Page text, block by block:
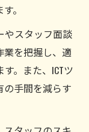
。
やスタッフ面談
業を把握し、適
。また、ICTツ
の手間を減らす